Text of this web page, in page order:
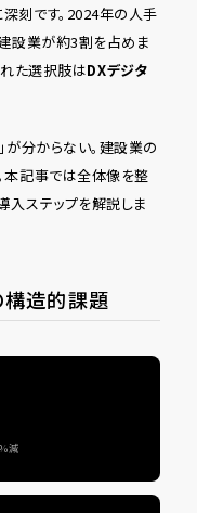
刻です。2024年の人手
設業が約3割を占めま
れた選択肢はDX――デジタ
が分からない。建設業の
本記事では全体像を整
入ステップを解説しま
構造的課題
減